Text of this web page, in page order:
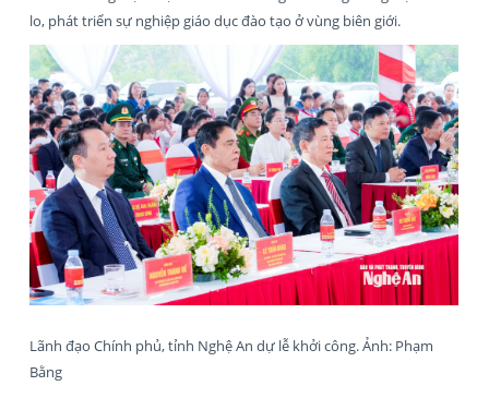
lo, phát triển sự nghiệp giáo dục đào tạo ở vùng biên giới.
Lãnh đạo Chính phủ, tỉnh Nghệ An dự lễ khởi công. Ảnh: Phạm
Bằng